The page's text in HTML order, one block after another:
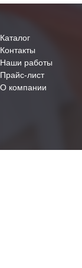
Каталог
Контакты
Наши работы
Прайс-лист
О компании